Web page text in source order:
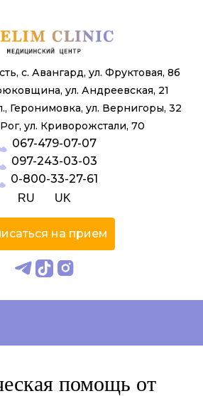
с. Авангард, ул. Фруктовая, 8б
ул. Андреевская, 21
Геронимовка, ул. Вернигоры, 32
ул. Криворожстали, 70
067-479-07-07
097-243-03-03
0-800-33-27-61
RU UK
на прием
помощь от